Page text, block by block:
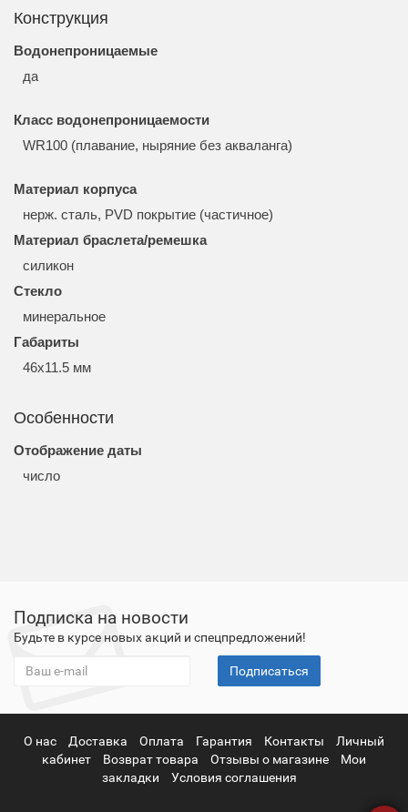
Конструкция
Водонепроницаемые
да
Класс водонепроницаемости
WR100 (плавание, ныряние без акваланга)
Материал корпуса
нерж. сталь, PVD покрытие (частичное)
Материал браслета/ремешка
силикон
Стекло
минеральное
Габариты
46x11.5 мм
Особенности
Отображение даты
число
Подписка на новости
Будьте в курсе новых акций и спецпредложений!
Подписаться
О нас Доставка Оплата Гарантия Контакты
Личный
кабинет
Возврат товара Отзывы о магазине
Мои
закладки
Условия соглашения